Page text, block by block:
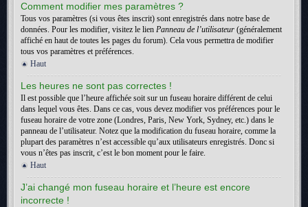
Comment modifier mes paramètres ?
Tous vos paramètres (si vous êtes inscrit) sont enregistrés dans notre base de
données. Pour les modifier, visitez le lien Panneau de l’utilisateur (généralement
affiché en haut de toutes les pages du forum). Cela vous permettra de modifier
tous vos paramètres et préférences.
Haut
Les heures ne sont pas correctes !
Il est possible que l’heure affichée soit sur un fuseau horaire différent de celui
dans lequel vous êtes. Dans ce cas, vous devez modifier vos préférences pour le
fuseau horaire de votre zone (Londres, Paris, New York, Sydney, etc.) dans le
panneau de l’utilisateur. Notez que la modification du fuseau horaire, comme la
plupart des paramètres n’est accessible qu’aux utilisateurs enregistrés. Donc si
vous n’êtes pas inscrit, c’est le bon moment pour le faire.
Haut
J’ai changé mon fuseau horaire et l’heure est encore
incorrecte !